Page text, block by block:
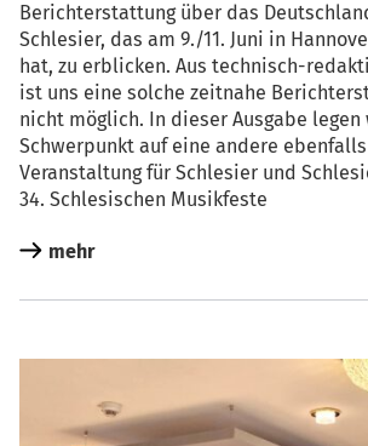
Bericht­erstat­tung über das
Schle­si­er, das am 9./11. Juni in
hat, zu erbli­cken. Aus tech­nisch-
ist uns eine sol­che zeit­na­he
nicht mög­lich. In die­ser Aus­ga­be legen
Schwer­punkt auf eine ande­re
Ver­an­stal­tung für Schle­si­er und
34. Schle­si­schen Musikfeste
mehr